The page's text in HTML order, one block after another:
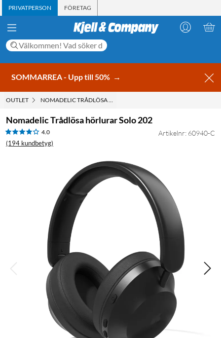
PRIVATPERSON FÖRETAG
SOMMARREA - Upp till 50% →
OUTLET NOMADELIC TRÅDLÖSA HÖRLURAR SOLO 202
Nomadelic Trådlösa hörlurar Solo 202
4.0
(194 kundbetyg)
Artikelnr: 60940-C